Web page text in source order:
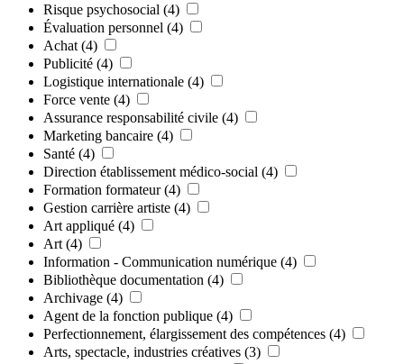
Risque psychosocial (4)
Évaluation personnel (4)
Achat (4)
Publicité (4)
Logistique internationale (4)
Force vente (4)
Assurance responsabilité civile (4)
Marketing bancaire (4)
Santé (4)
Direction établissement médico-social (4)
Formation formateur (4)
Gestion carrière artiste (4)
Art appliqué (4)
Art (4)
Information - Communication numérique (4)
Bibliothèque documentation (4)
Archivage (4)
Agent de la fonction publique (4)
Perfectionnement, élargissement des compétences (4)
Arts, spectacle, industries créatives (3)